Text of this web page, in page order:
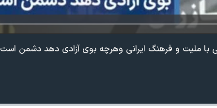
با ملیت و فرهنگ ایرانی وهرچه بوی آزادی دهد دشمن است